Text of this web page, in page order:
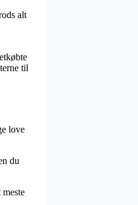
alt
til
love
du